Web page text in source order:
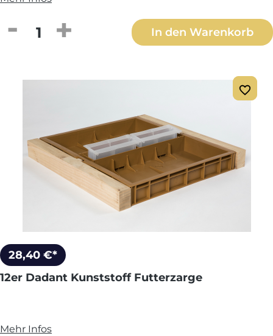
Produkt Anzahl: Gib den gewünschten
In den Warenkorb
28,40 €*
12er Dadant Kunststoff Futterzarge
Mehr Infos